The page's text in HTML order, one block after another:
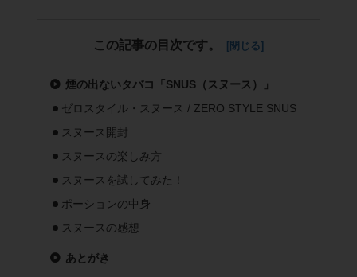
この記事の目次です。
煙の出ないタバコ「SNUS（スヌース）」
ゼロスタイル・スヌース / ZERO STYLE SNUS
スヌース開封
スヌースの楽しみ方
スヌースを試してみた！
ポーションの中身
スヌースの感想
あとがき